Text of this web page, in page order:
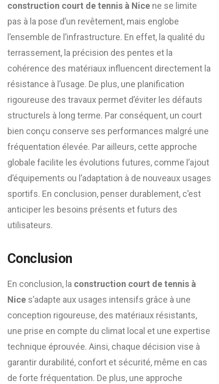
construction court de tennis à Nice ne se limite
pas à la pose d’un revêtement, mais englobe
l’ensemble de l’infrastructure. En effet, la qualité du
terrassement, la précision des pentes et la
cohérence des matériaux influencent directement la
résistance à l’usage. De plus, une planification
rigoureuse des travaux permet d’éviter les défauts
structurels à long terme. Par conséquent, un court
bien conçu conserve ses performances malgré une
fréquentation élevée. Par ailleurs, cette approche
globale facilite les évolutions futures, comme l’ajout
d’équipements ou l’adaptation à de nouveaux usages
sportifs. En conclusion, penser durablement, c’est
anticiper les besoins présents et futurs des
utilisateurs.
Conclusion
En conclusion, la construction court de tennis à
Nice s’adapte aux usages intensifs grâce à une
conception rigoureuse, des matériaux résistants,
une prise en compte du climat local et une expertise
technique éprouvée. Ainsi, chaque décision vise à
garantir durabilité, confort et sécurité, même en cas
de forte fréquentation. De plus, une approche